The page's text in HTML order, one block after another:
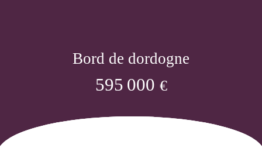
Bord de dordogne
595 000 €